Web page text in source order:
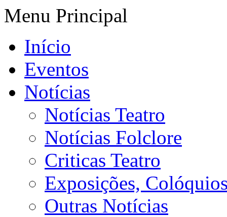
Menu Principal
Início
Eventos
Notícias
Notícias Teatro
Notícias Folclore
Criticas Teatro
Exposições,
Outras Notícias